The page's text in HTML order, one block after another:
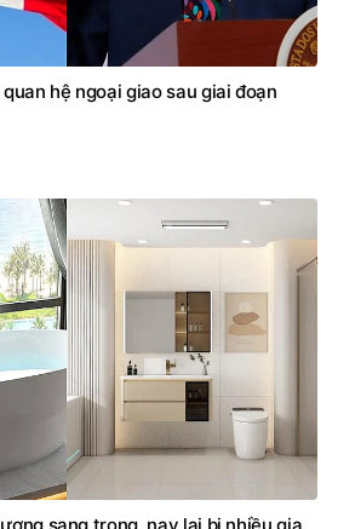
hệ ngoại giao sau giai đoạn
sang trọng, nay lại bị nhiều gia